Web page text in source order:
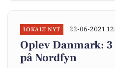
LOKALT NYT 22-06-2021
Oplev Danmark:
på Nordfyn